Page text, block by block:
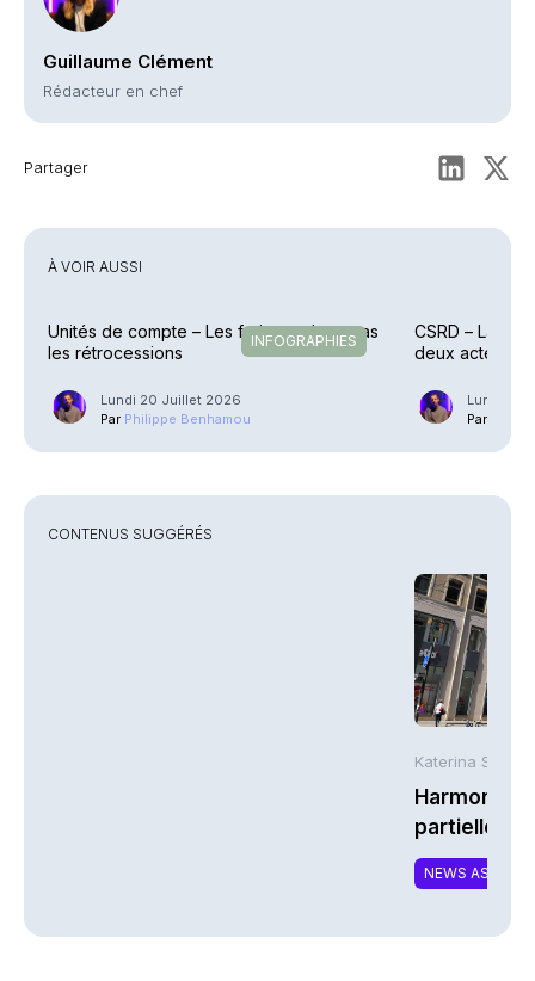
Guillaume Clément
Rédacteur en chef
Partager
À VOIR AUSSI
INFOGRAPHIES
Unités de compte – Les frais reculent, pas
les rétrocessions
Lundi 20 Juillet 2026
Par Philippe Benhamou
CSRD – La
deux actes
Lundi 6
Par
CONTENUS SUGGÉRÉS
Katerina
Harmonie
partielle du
MTCAT
NEWS